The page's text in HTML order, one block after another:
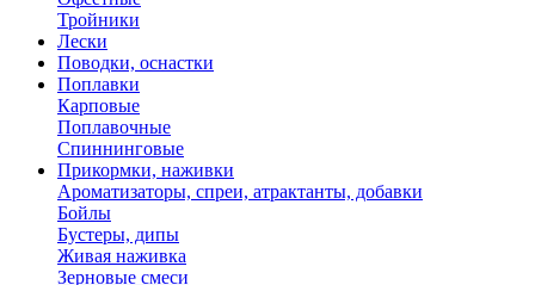
Тройники
Лески
Поводки, оснастки
Поплавки
Карповые
Поплавочные
Спиннинговые
Прикормки, наживки
Ароматизаторы, спреи, атрактанты, добавки
Бойлы
Бустеры, дипы
Живая наживка
Зерновые смеси